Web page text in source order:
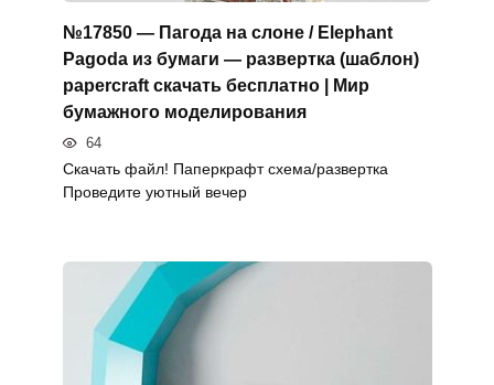
№17850 — Пагода на слоне / Elephant
Pagoda из бумаги — развертка (шаблон)
papercraft скачать бесплатно | Мир
бумажного моделирования
64
Скачать файл! Паперкрафт схема/развертка
Проведите уютный вечер